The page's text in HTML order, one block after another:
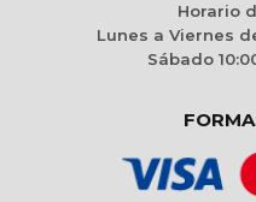
Horario
Lunes a Viernes
Sábado